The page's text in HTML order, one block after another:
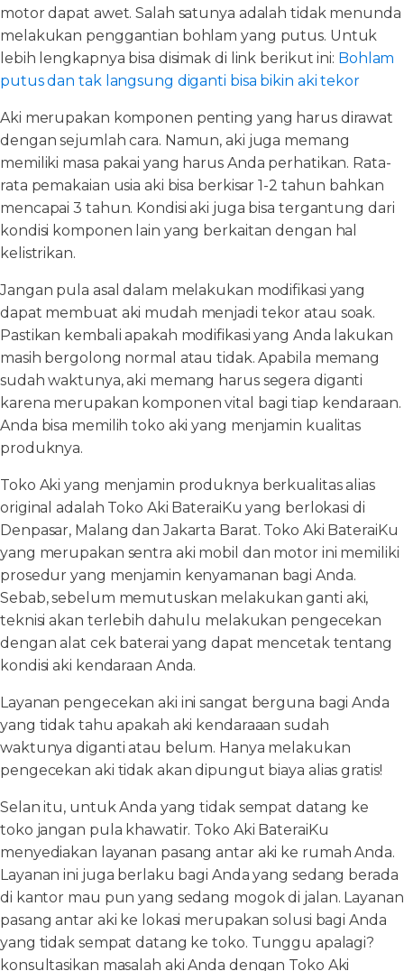
motor dapat awet. Salah satunya adalah tidak menunda
melakukan penggantian bohlam yang putus. Untuk
lebih lengkapnya bisa disimak di link berikut ini: Bohlam
putus dan tak langsung diganti bisa bikin aki tekor
Aki merupakan komponen penting yang harus dirawat
dengan sejumlah cara. Namun, aki juga memang
memiliki masa pakai yang harus Anda perhatikan. Rata-
rata pemakaian usia aki bisa berkisar 1-2 tahun bahkan
mencapai 3 tahun. Kondisi aki juga bisa tergantung dari
kondisi komponen lain yang berkaitan dengan hal
kelistrikan.
Jangan pula asal dalam melakukan modifikasi yang
dapat membuat aki mudah menjadi tekor atau soak.
Pastikan kembali apakah modifikasi yang Anda lakukan
masih bergolong normal atau tidak. Apabila memang
sudah waktunya, aki memang harus segera diganti
karena merupakan komponen vital bagi tiap kendaraan.
Anda bisa memilih toko aki yang menjamin kualitas
produknya.
Toko Aki yang menjamin produknya berkualitas alias
original adalah Toko Aki BateraiKu yang berlokasi di
Denpasar, Malang dan Jakarta Barat. Toko Aki BateraiKu
yang merupakan sentra aki mobil dan motor ini memiliki
prosedur yang menjamin kenyamanan bagi Anda.
Sebab, sebelum memutuskan melakukan ganti aki,
teknisi akan terlebih dahulu melakukan pengecekan
dengan alat cek baterai yang dapat mencetak tentang
kondisi aki kendaraan Anda.
Layanan pengecekan aki ini sangat berguna bagi Anda
yang tidak tahu apakah aki kendaraaan sudah
waktunya diganti atau belum. Hanya melakukan
pengecekan aki tidak akan dipungut biaya alias gratis!
Selan itu, untuk Anda yang tidak sempat datang ke
toko jangan pula khawatir. Toko Aki BateraiKu
menyediakan layanan pasang antar aki ke rumah Anda.
Layanan ini juga berlaku bagi Anda yang sedang berada
di kantor mau pun yang sedang mogok di jalan. Layanan
pasang antar aki ke lokasi merupakan solusi bagi Anda
yang tidak sempat datang ke toko. Tunggu apalagi?
konsultasikan masalah aki Anda dengan Toko Aki